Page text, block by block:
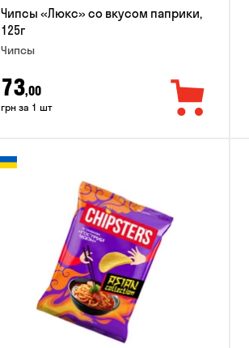
Чипсы «Люкс» со вкусом паприки,
125г
Чипсы
73,00
грн за 1 шт